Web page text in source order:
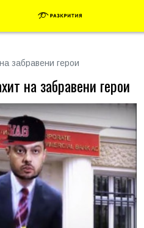
забравени герои
на забравени герои